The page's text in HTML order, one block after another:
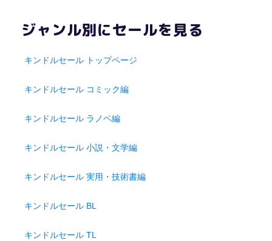
ジャンル別にセールを見る
キンドルセール トップページ
キンドルセール コミック編
キンドルセール ラノベ編
キンドルセール 小説・文学編
キンドルセール 実用・技術書編
キンドルセール BL
キンドルセール TL